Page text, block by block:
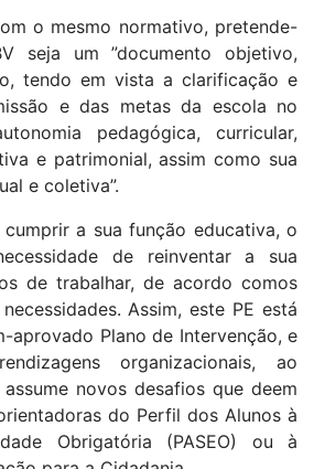
o mesmo normativo, pretende-
seja um ”documento objetivo,
tendo em vista a clarificação e
e das metas da escola no
pedagógica, curricular,
e patrimonial, assim como sua
e coletiva”.
a sua função educativa, o
de reinventar a sua
de trabalhar, de acordo comos
Assim, este PE está
aprovado Plano de Intervenção, e
organizacionais, ao
novos desafios que deem
do Perfil dos Alunos à
Obrigatória (PASEO) ou à